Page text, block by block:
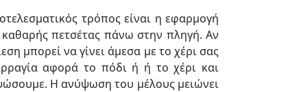
τρόπος είναι η εφαρμογή
πετσέτας πάνω στην πληγή. Αν
μπορεί να γίνει άμεσα με το χέρι σας
αφορά το πόδι ή ή το χέρι και
Η ανύψωση του μέλους μειώνει